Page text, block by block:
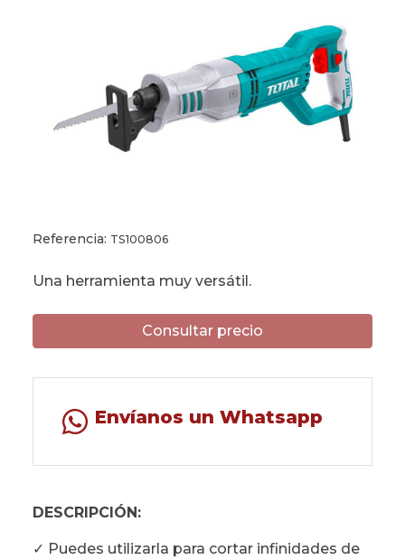
Referencia: TS100806
Una herramienta muy versátil.
Consultar precio
Envíanos un Whatsapp
DESCRIPCIÓN:
✓ Puedes utilizarla para cortar infinidades de